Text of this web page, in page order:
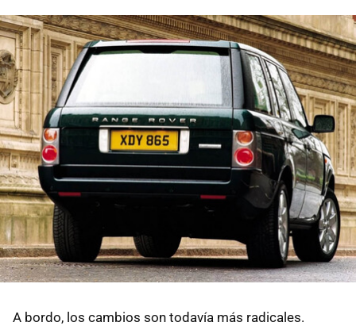
A bordo, los cambios son todavía más radicales.